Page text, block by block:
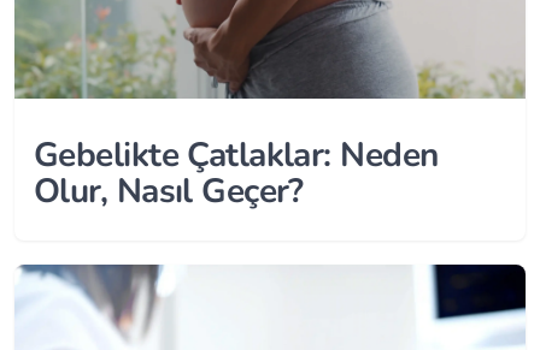
Gebelikte Çatlaklar: Neden
Olur, Nasıl Geçer?